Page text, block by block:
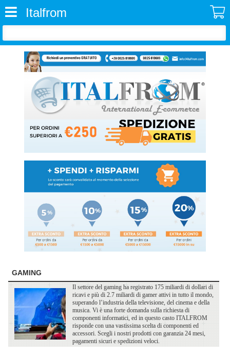
Italfrom
GAMING
Il settore del gaming ha registrato 175 miliardi di dollari di
ricavi e più di 2.7 miliardi di gamer attivi in tutto il mondo,
superando l’industria della televisione, del cinema e della
musica. Vi è una forte domanda sulla richiesta di
componenti informatici, ed in questo casto ITALFROM
risponde con una vastissima scelta di componenti ed
accessori. Scegli i nostri prodotti con garanzia 24 mesi,
pagamenti sicuri e spedizioni veloci.